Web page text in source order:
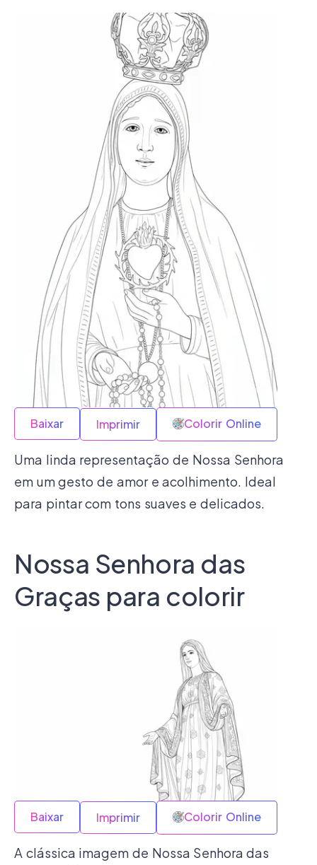
Baixar Imprimir Colorir Online
Uma linda representação de Nossa Senhora
em um gesto de amor e acolhimento. Ideal
para pintar com tons suaves e delicados.
Nossa Senhora das
Graças para colorir
Baixar Imprimir Colorir Online
A clássica imagem de Nossa Senhora das